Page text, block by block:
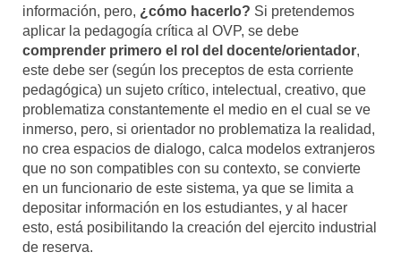
información, pero, ¿cómo hacerlo? Si pretendemos
aplicar la pedagogía crítica al OVP, se debe
comprender primero el rol del docente/orientador,
este debe ser (según los preceptos de esta corriente
pedagógica) un sujeto crítico, intelectual, creativo, que
problematiza constantemente el medio en el cual se ve
inmerso, pero, si orientador no problematiza la realidad,
no crea espacios de dialogo, calca modelos extranjeros
que no son compatibles con su contexto, se convierte
en un funcionario de este sistema, ya que se limita a
depositar información en los estudiantes, y al hacer
esto, está posibilitando la creación del ejercito industrial
de reserva.